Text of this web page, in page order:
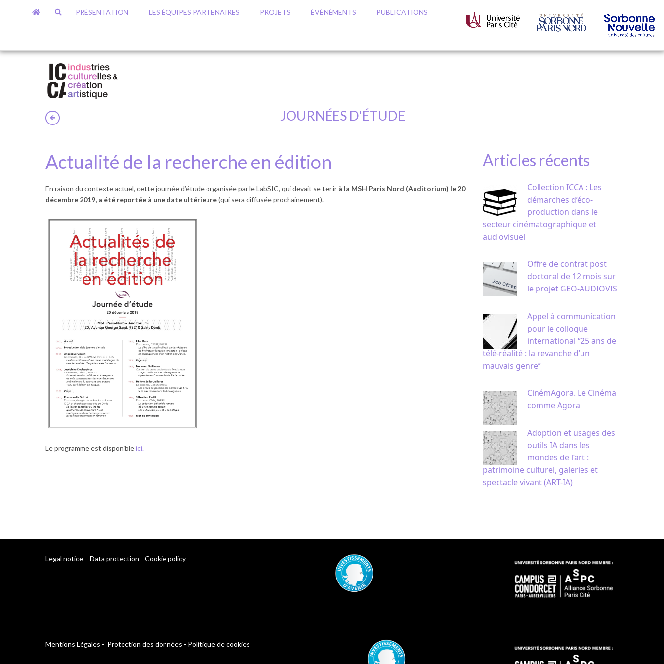
PRÉSENTATION LES ÉQUIPES PARTENAIRES PROJETS ÉVÉNÉMENTS PUBLICATIONS
JOURNÉES D'ÉTUDE
Actualité de la recherche en édition
En raison du contexte actuel, cette journée d’étude organisée par le LabSIC, qui devait se tenir à la MSH Paris Nord (Auditorium) le 20
décembre 2019, a été reportée à une date ultérieure(qui sera diffusée prochainement).
Le programme est disponibleici.
Articles récents
Collection ICCA : Les
démarches d’éco-
production dans le
secteur cinématographique et
audiovisuel
Offre de contrat post
doctoral de 12 mois sur
le projet GEO-AUDIOVIS
Appel à communication
pour le colloque
international “25 ans de
télé-réalité : la revanche d’un
mauvais genre”
CinémAgora. Le Cinéma
comme Agora
Adoption et usages des
outils IA dans les
mondes de l’art :
patrimoine culturel, galeries et
spectacle vivant (ART-IA)
Legal notice - Data protection - Cookie policy
Mentions Légales - Protection des données - Politique de cookies